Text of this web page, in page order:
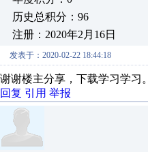
历史总积分：96
注册：2020年2月16日
发表于：2020-02-22 18:44:18
谢谢楼主分享，下载学习学习。
回复 引用 举报